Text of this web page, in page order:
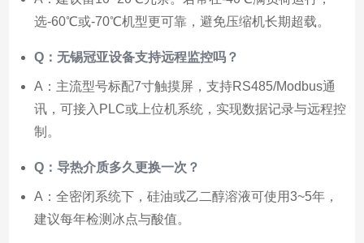
选-60℃或-70℃机型更可靠，避免压缩机长期超载。
Q：无锡冠亚设备支持远程监控吗？
A：主流型号标配7寸触摸屏，支持RS485/Modbus通
讯，可接入PLC或上位机系统，实现数据记录与远程控
制。
Q：导热介质多久更换一次？
A：全密闭系统下，硅油或乙二醇溶液可使用3~5年，
建议每年检测冰点与酸值。